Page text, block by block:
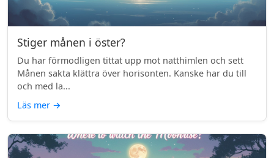
Stiger månen i öster?
Du har förmodligen tittat upp mot natthimlen och sett
Månen sakta klättra över horisonten. Kanske har du till
och med la...
Läs mer →